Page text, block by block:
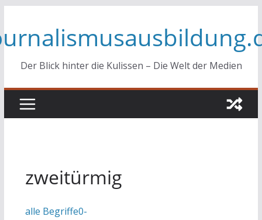
springen
Der Blick hinter die Kulissen – Die Welt der Medien
zweitürmig
alle Begriffe0-